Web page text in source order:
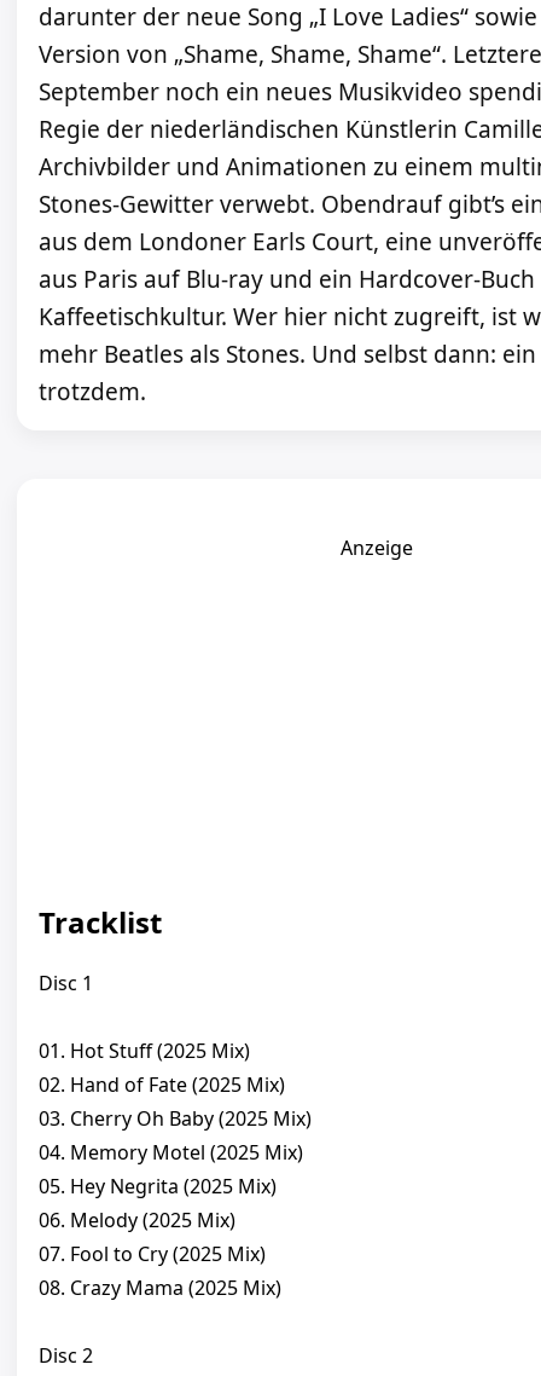
darunter der neue Song „I Love Ladies“
Version von „Shame, Shame, Shame“.
September noch ein neues Musikvideo
Regie der niederländischen Künstlerin
Archivbilder und Animationen zu einem
Stones-Gewitter verwebt. Obendrauf gibt’s
aus dem Londoner Earls Court, eine
aus Paris auf Blu-ray und ein Hardcover-
Kaffeetischkultur. Wer hier nicht zugreift, ist
mehr Beatles als Stones. Und selbst dann:
trotzdem.
Anzeige
Tracklist
Disc 1
01. Hot Stuff (2025 Mix)
02. Hand of Fate (2025 Mix)
03. Cherry Oh Baby (2025 Mix)
04. Memory Motel (2025 Mix)
05. Hey Negrita (2025 Mix)
06. Melody (2025 Mix)
07. Fool to Cry (2025 Mix)
08. Crazy Mama (2025 Mix)
Disc 2